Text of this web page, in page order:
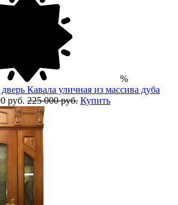
%
Кавала уличная из массива дуба
руб. 225 000 руб. Купить